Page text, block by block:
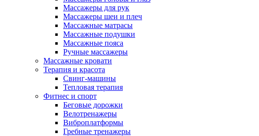
Массажеры для рук
Массажеры шеи и плеч
Массажные матрасы
Массажные подушки
Массажные пояса
Ручные массажеры
Массажные кровати
Терапия и красота
Свинг-машины
Тепловая терапия
Фитнес и спорт
Беговые дорожки
Велотренажеры
Виброплатформы
Гребные тренажеры